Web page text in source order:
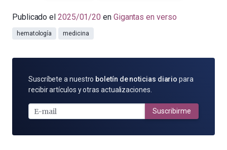
Publicado el 2025/01/20 en Gigantas en verso
hematología medicina
SUSCRÍBETE
POR
MAIL
Suscríbete a nuestro boletín de noticias diario para
recibir artículos y otras actualizaciones.
Suscribirme